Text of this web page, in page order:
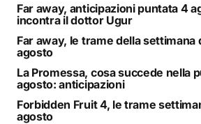
Far away, anticipazioni puntata 4
incontra il dottor Ugur
Far away, le trame della settimana
agosto
La Promessa, cosa succede nella
agosto: anticipazioni
Forbidden Fruit 4, le trame
agosto